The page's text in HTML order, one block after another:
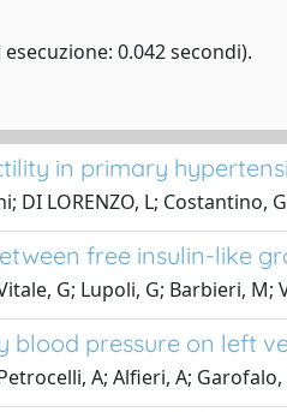
0.042 secondi).
in primary
DI LORENZO, L; Costantino,
free insulin-like
G; Lupoli, G; Barbieri, M;
blood pressure on left
A; Alfieri, A; Garofalo,